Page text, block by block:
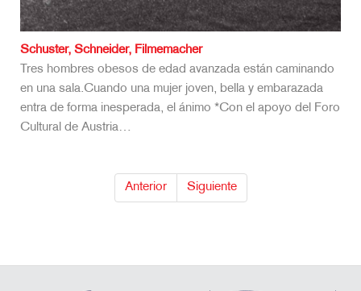
Schuster, Schneider, Filmemacher
Tres hombres obesos de edad avanzada están caminando
en una sala.Cuando una mujer joven, bella y embarazada
entra de forma inesperada, el ánimo *Con el apoyo del Foro
Cultural de Austria…
Anterior Siguiente